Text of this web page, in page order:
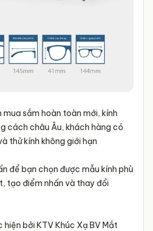
mua sắm hoàn toàn mới, kính
cách châu Âu, khách hàng có
thử kính không giới hạn
để bạn chọn được mẫu kính phù
tạo điểm nhấn và thay đổi
hiện bởi KTV Khúc Xạ BV Mắt